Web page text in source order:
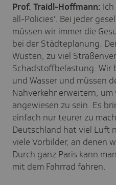
Prof. Traidl-Hoffmann:
all-Policies". Bei jeder
müssen wir immer die
bei der Städteplanung.
Wüsten, zu viel
Schadstoffbelastung. Wir
und Wasser und müssen
Nahverkehr erweitern,
angewiesen zu sein. Es
einfach nur teurer zu
Deutschland hat viel Luft
viele Vorbilder, an denen
Durch ganz Paris kann
mit dem Fahrrad fahren.